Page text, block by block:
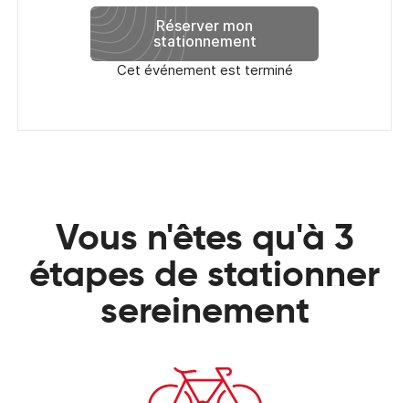
Réserver mon
stationnement
Cet événement est terminé
Vous n'êtes qu'à 3
étapes de stationner
sereinement